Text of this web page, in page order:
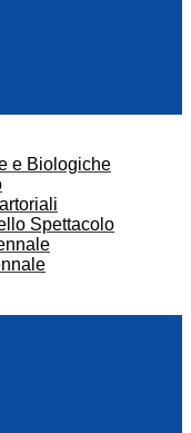
e Biologiche
Spettacolo